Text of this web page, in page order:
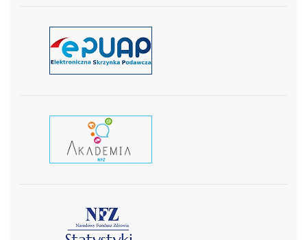
czytaj więcej
czytaj więcej